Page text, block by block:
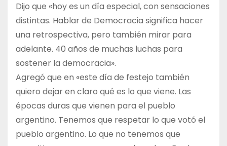
Dijo que «hoy es un día especial, con sensaciones
distintas. Hablar de Democracia significa hacer
una retrospectiva, pero también mirar para
adelante. 40 años de muchas luchas para
sostener la democracia».
Agregó que en «este día de festejo también
quiero dejar en claro qué es lo que viene. Las
épocas duras que vienen para el pueblo
argentino. Tenemos que respetar lo que votó el
pueblo argentino. Lo que no tenemos que